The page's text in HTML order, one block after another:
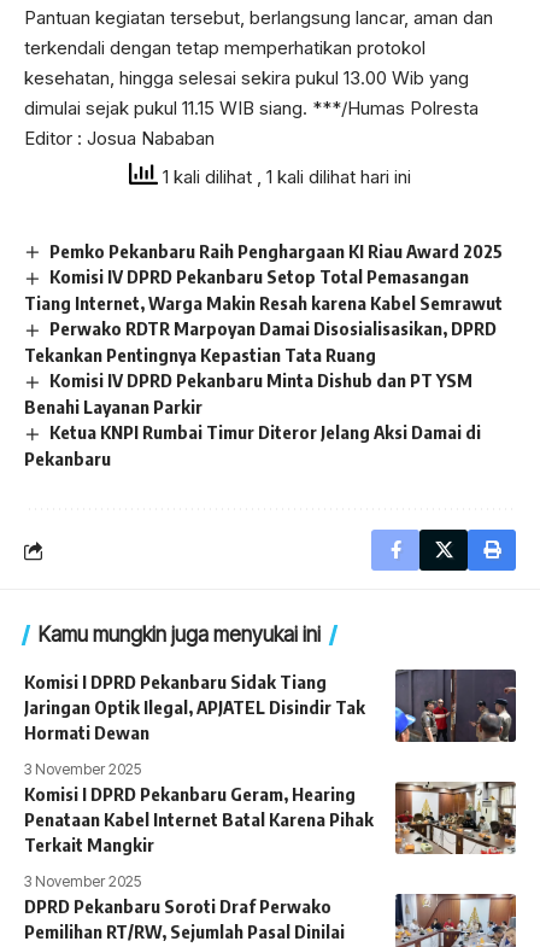
Pantuan kegiatan tersebut, berlangsung lancar, aman dan
terkendali dengan tetap memperhatikan protokol
kesehatan, hingga selesai sekira pukul 13.00 Wib yang
dimulai sejak pukul 11.15 WIB siang. ***/Humas Polresta
Editor : Josua Nababan
1 kali dilihat
, 1 kali dilihat hari ini
Pemko Pekanbaru Raih Penghargaan KI Riau Award 2025
Komisi IV DPRD Pekanbaru Setop Total Pemasangan
Tiang Internet, Warga Makin Resah karena Kabel Semrawut
Perwako RDTR Marpoyan Damai Disosialisasikan, DPRD
Tekankan Pentingnya Kepastian Tata Ruang
Komisi IV DPRD Pekanbaru Minta Dishub dan PT YSM
Benahi Layanan Parkir
Ketua KNPI Rumbai Timur Diteror Jelang Aksi Damai di
Pekanbaru
Kamu mungkin juga menyukai ini
Komisi I DPRD Pekanbaru Sidak Tiang
Jaringan Optik Ilegal, APJATEL Disindir Tak
Hormati Dewan
3 November 2025
Komisi I DPRD Pekanbaru Geram, Hearing
Penataan Kabel Internet Batal Karena Pihak
Terkait Mangkir
3 November 2025
DPRD Pekanbaru Soroti Draf Perwako
Pemilihan RT/RW, Sejumlah Pasal Dinilai